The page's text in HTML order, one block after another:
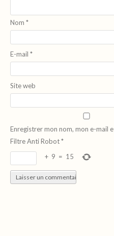
Nom *
E-mail *
Site web
Enregistrer mon nom, mon e-mail
Filtre Anti Robot*
+ 9 = 15